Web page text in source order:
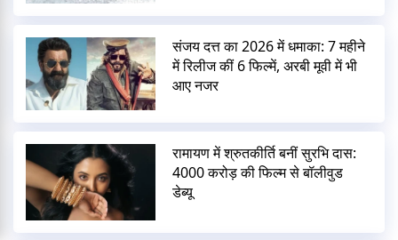
संजय दत्त का 2026 में धमाका: 7 महीने
में रिलीज कीं 6 फिल्में, अरबी मूवी में भी
आए नजर
रामायण में श्रुतकीर्ति बनीं सुरभि दास:
4000 करोड़ की फिल्म से बॉलीवुड
डेब्यू